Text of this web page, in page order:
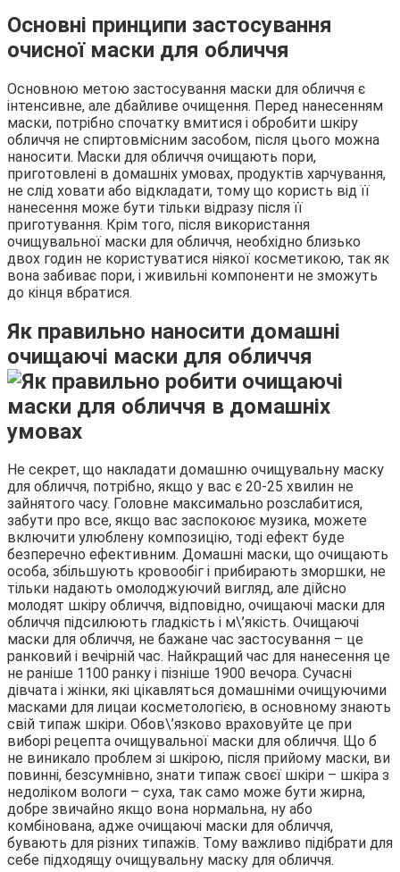
Основні принципи застосування
очисної маски для обличчя
Основною метою застосування маски для обличчя є
інтенсивне, але дбайливе очищення. Перед нанесенням
маски, потрібно спочатку вмитися і обробити шкіру
обличчя не спиртовмісним засобом, після цього можна
наносити. Маски для обличчя очищають пори,
приготовлені в домашніх умовах, продуктів харчування,
не слід ховати або відкладати, тому що користь від її
нанесення може бути тільки відразу після її
приготування. Крім того, після використання
очищувальної маски для обличчя, необхідно близько
двох годин не користуватися ніякої косметикою, так як
вона забиває пори, і живильні компоненти не зможуть
до кінця вбратися.
Як правильно наносити домашні
очищаючі маски для обличчя
Не секрет, що накладати домашню очищувальну маску
для обличчя, потрібно, якщо у вас є 20-25 хвилин не
зайнятого часу. Головне максимально розслабитися,
забути про все, якщо вас заспокоює музика, можете
включити улюблену композицію, тоді ефект буде
безперечно ефективним. Домашні маски, що очищають
особа, збільшують кровообіг і прибирають зморшки, не
тільки надають омолоджуючий вигляд, але дійсно
молодят шкіру обличчя, відповідно, очищаючі маски для
обличчя підсилюють гладкість і м\’якість. Очищаючі
маски для обличчя, не бажане час застосування – це
ранковий і вечірній час. Найкращий час для нанесення це
не раніше 1100 ранку і пізніше 1900 вечора. Сучасні
дівчата і жінки, які цікавляться домашніми очищуючими
масками для лицаи косметологією, в основному знають
свій типаж шкіри. Обов\’язково враховуйте це при
виборі рецепта очищувальної маски для обличчя. Що б
не виникало проблем зі шкірою, після прийому маски, ви
повинні, безсумнівно, знати типаж своєї шкіри – шкіра з
недоліком вологи – суха, так само може бути жирна,
добре звичайно якщо вона нормальна, ну або
комбінована, адже очищаючі маски для обличчя,
бувають для різних типажів. Тому важливо підібрати для
себе підходящу очищувальну маску для обличчя.